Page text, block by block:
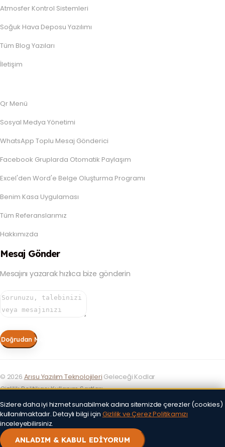
Sizlere daha iyi hizmet sunabilmek adına sitemizde çerezler (cookies)
kullanılmaktadır. Detaylı bilgi için Gizlilik ve Çerez Politikamızı
inceleyebilirsiniz.
ANLADIM & KABUL EDİYORUM
Atmosfer Kontrol Sistemleri
Soğuk Hava Deposu Yazılımı
Tüm Blog Yazıları
İletişim
Qr Menü
Sosyal Medya Yönetimi
WhatsApp Toplu Mesaj Gönderici
Facebook Gruplarda Otomatik Paylaşım
Excel'den Word'e Belge Oluşturma Programı
Benim Kasa Uygulaması
Tüm Referanslarımız
Hakkımızda
Mesaj Gönder
Mesajını yazarak hızlıca bize gönderin
Doğrudan Mesaj Gönder
© 2026 Arısu Yazılım Teknolojileri Geleceği Kodlar
Gizlilik PolitikasıKullanım Şartları